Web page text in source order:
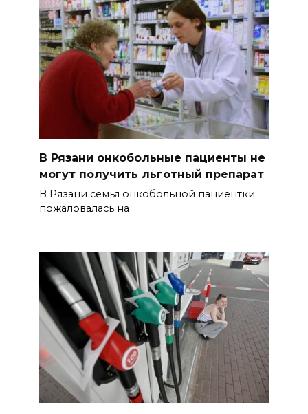
В Рязани онкобольные пациенты не
могут получить льготный препарат
В Рязани семья онкобольной пациентки
пожаловалась на